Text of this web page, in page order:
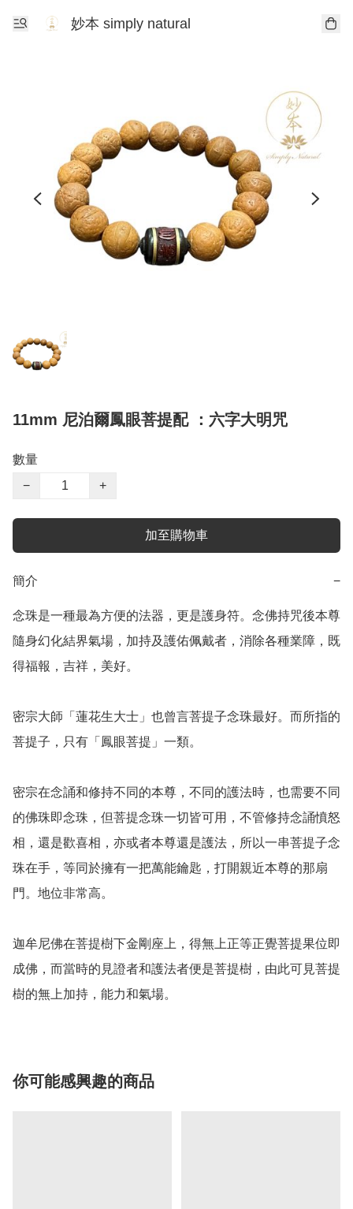
妙本 simply natural
11mm 尼泊爾鳳眼菩提配 ：六字大明咒
數量
−
+
加至購物車
簡介 −
念珠是一種最為方便的法器，更是護身符。念佛持咒後本尊
隨身幻化結界氣場，加持及護佑佩戴者，消除各種業障，既
得福報，吉祥，美好。
密宗大師「蓮花生大士」也曾言菩提子念珠最好。而所指的
菩提子，只有「鳳眼菩提」一類。
密宗在念誦和修持不同的本尊，不同的護法時，也需要不同
的佛珠即念珠，但菩提念珠一切皆可用，不管修持念誦憤怒
相，還是歡喜相，亦或者本尊還是護法，所以一串菩提子念
珠在手，等同於擁有一把萬能鑰匙，打開親近本尊的那扇
門。地位非常高。
迦牟尼佛在菩提樹下金剛座上，得無上正等正覺菩提果位即
成佛，而當時的見證者和護法者便是菩提樹，由此可見菩提
樹的無上加持，能力和氣場。
你可能感興趣的商品